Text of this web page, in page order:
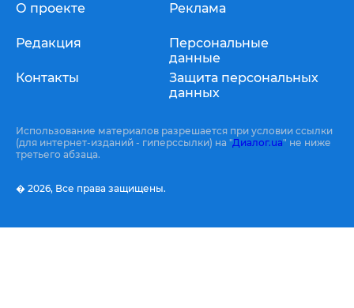
О проекте
Редакция
Контакты
Реклама
Персональные
данные
Защита персональных
данных
Использование материалов разрешается при условии ссылки
(для интернет-изданий - гиперссылки) на "Диалог.ua" не ниже
третьего абзаца.
� 2026, Все права защищены.